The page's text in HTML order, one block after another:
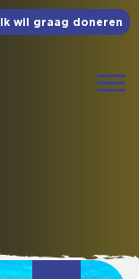
Ik wil graag doneren